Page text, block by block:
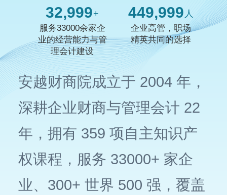
33,000+
服务33000余家企
业的经营能力与管
理会计建设
450,000 人
企业高管，职场
精英共同的选择
安越财商院成立于 2004 年，
深耕企业财商与管理会计 22
年，拥有 359 项自主知识产
权课程，服务 33000+ 家企
业、300+ 世界 500 强，覆盖